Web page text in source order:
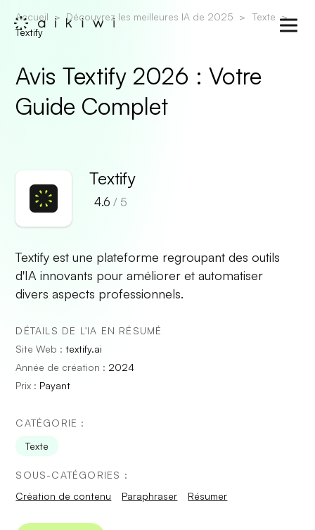
Accueil Découvrez les meilleures IA de 2025
Texte
Textify
Avis Textify 2026 : Votre
Guide Complet
Textify
4.6 / 5
Textify est une plateforme regroupant des outils
d'IA innovants pour améliorer et automatiser
divers aspects professionnels.
DÉTAILS DE L'IA EN RÉSUMÉ
Site Web :textify.ai
Année de création : 2024
Prix : Payant
CATÉGORIE :
Texte
SOUS-CATÉGORIES :
Création de contenu
Paraphraser Résumer